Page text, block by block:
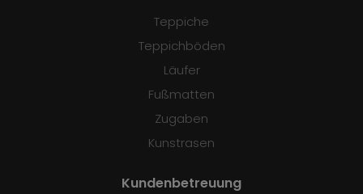
Teppiche
Teppichböden
Läufer
Fußmatten
Zugaben
Kunstrasen
Kundenbetreuung